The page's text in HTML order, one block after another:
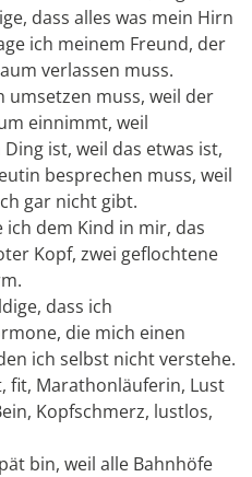
dass alles was mein Hirn
ich meinem Freund, der
verlassen muss.
umsetzen muss, weil der
einnimmt, weil
ist, weil das etwas ist,
besprechen muss, weil
gar nicht gibt.
dem Kind in mir, das
Kopf, zwei geflochtene
dass ich
die mich einen
ich selbst nicht verstehe.
fit, Marathonläuferin, Lust
Kopfschmerz, lustlos,
bin, weil alle Bahnhöfe